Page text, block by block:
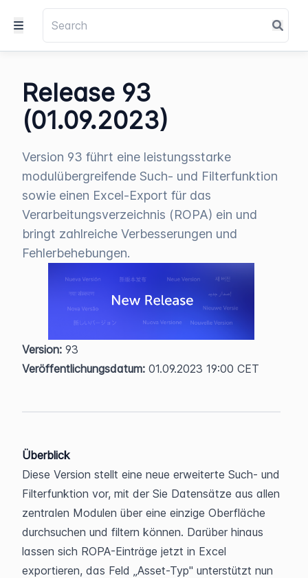
Release 93
(01.09.2023)
Version 93 führt eine leistungsstarke
modulübergreifende Such- und Filterfunktion
sowie einen Excel-Export für das
Verarbeitungsverzeichnis (ROPA) ein und
bringt zahlreiche Verbesserungen und
Fehlerbehebungen.
Version: 93
Veröffentlichungsdatum: 01.09.2023 19:00 CET
Überblick
Diese Version stellt eine neue erweiterte Such- und
Filterfunktion vor, mit der Sie Datensätze aus allen
zentralen Modulen über eine einzige Oberfläche
durchsuchen und filtern können. Darüber hinaus
lassen sich ROPA-Einträge jetzt in Excel
exportieren, das Feld „Asset-Typ" unterstützt nun